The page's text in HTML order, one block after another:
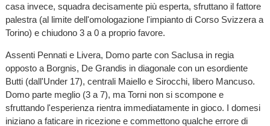
casa invece, squadra decisamente più esperta, sfruttano il fattore
palestra (al limite dell'omologazione l'impianto di Corso Svizzera a
Torino) e chiudono 3 a 0 a proprio favore.
Assenti Pennati e Livera, Domo parte con Saclusa in regia
opposto a Borgnis, De Grandis in diagonale con un esordiente
Butti (dall'Under 17), centrali Maiello e Sirocchi, libero Mancuso.
Domo parte meglio (3 a 7), ma Torni non si scompone e
sfruttando l'esperienza rientra immediatamente in gioco. I domesi
iniziano a faticare in ricezione e commettono qualche errore di